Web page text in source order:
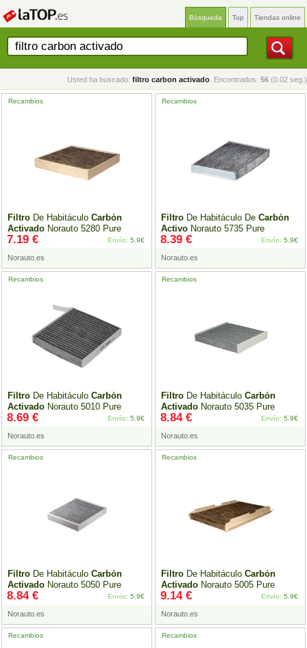
Búsqueda Top Tiendas online
Usted ha buscado: filtro carbon activado . Encontrados: 56 (0.02 seg.)
Filtro De Habitáculo Carbón
Activado Norauto 5280 Pure
Recambios
Norauto.es
7.19 € Envío: 5.9€
Filtro De Habitáculo De Carbón
Activo Norauto 5735 Pure
Recambios
Norauto.es
8.39 € Envío: 5.9€
Filtro De Habitáculo Carbón
Activado Norauto 5010 Pure
Recambios
Norauto.es
8.69 € Envío: 5.9€
Filtro De Habitáculo Carbón
Activado Norauto 5035 Pure
Recambios
Norauto.es
8.84 € Envío: 5.9€
Filtro De Habitáculo Carbón
Activado Norauto 5050 Pure
Recambios
Norauto.es
8.84 € Envío: 5.9€
Filtro De Habitáculo Carbón
Activado Norauto 5005 Pure
Recambios
Norauto.es
9.14 € Envío: 5.9€
Recambios Recambios